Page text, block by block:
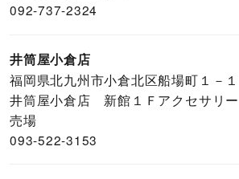
092-737-2324
井筒屋小倉店
福岡県北九州市小倉北区船場町１－１
井筒屋小倉店 新館１Ｆアクセサリー
売場
093-522-3153